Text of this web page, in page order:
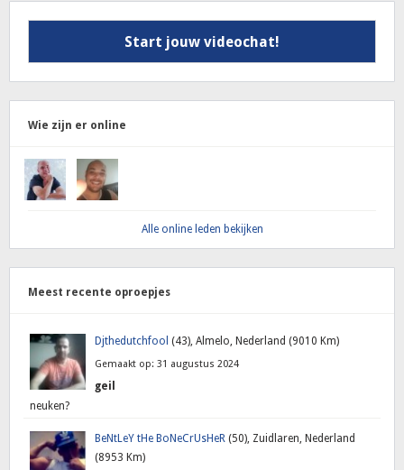
Start jouw videochat!
Wie zijn er online
Alle online leden bekijken
Meest recente oproepjes
Djthedutchfool (43), Almelo, Nederland (9010 Km)
Gemaakt op: 31 augustus 2024
geil
neuken?
BeNtLeY tHe BoNeCrUsHeR (50), Zuidlaren, Nederland
(8953 Km)